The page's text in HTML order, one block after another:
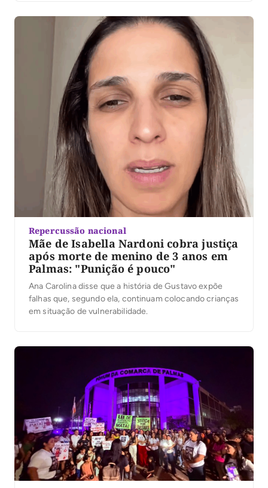
Repercussão nacional
Mãe de Isabella Nardoni cobra justiça
após morte de menino de 3 anos em
Palmas: "Punição é pouco"
Ana Carolina disse que a história de Gustavo expõe
falhas que, segundo ela, continuam colocando crianças
em situação de vulnerabilidade.